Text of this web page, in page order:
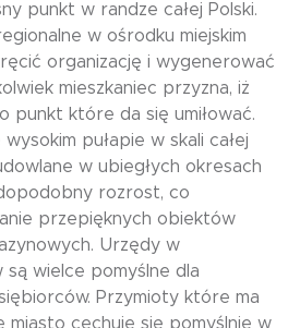
punkt w randze całej Polski.
w ośrodku miejskim
organizację i wygenerować
mieszkaniec przyzna, iż
punkt które da się umiłować.
pułapie w skali całej
w ubiegłych okresach
rozrost, co
przepięknych obiektów
Urzędy w
są wielce pomyślne dla
Przymioty które ma
miasto cechuje się pomyślnie w